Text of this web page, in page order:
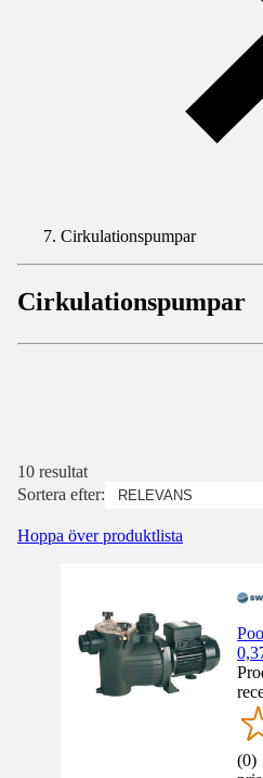
Cirkulationspumpar
Cirkulationspumpar
10 resultat
Sortera efter:
Hoppa över produktlista
(0)